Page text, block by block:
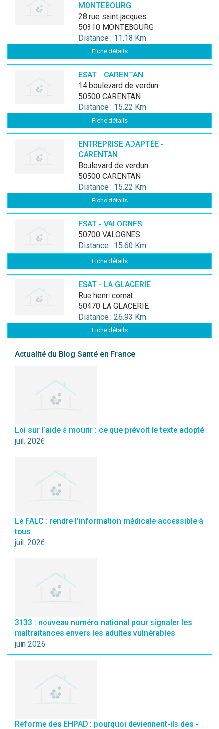
MONTEBOURG
28 rue saint jacques
50310 MONTEBOURG
Distance : 11.18 Km
Fiche détails
ESAT - CARENTAN
14 boulevard de verdun
50500 CARENTAN
Distance : 15.22 Km
Fiche détails
ENTREPRISE ADAPTÉE -
CARENTAN
boulevard de verdun
50500 CARENTAN
Distance : 15.22 Km
Fiche détails
ESAT - VALOGNES
50700 VALOGNES
Distance : 15.60 Km
Fiche détails
ESAT - LA GLACERIE
rue henri cornat
50470 LA GLACERIE
Distance : 26.93 Km
Fiche détails
Actualité du Blog Santé en France
Loi sur l’aide à mourir : ce que prévoit le texte adopté
juil. 2026
Le FALC : rendre l’information médicale accessible à
tous
juil. 2026
3133 : nouveau numéro national pour signaler les
maltraitances envers les adultes vulnérables
juin 2026
Réforme des EHPAD : pourquoi deviennent-ils des «